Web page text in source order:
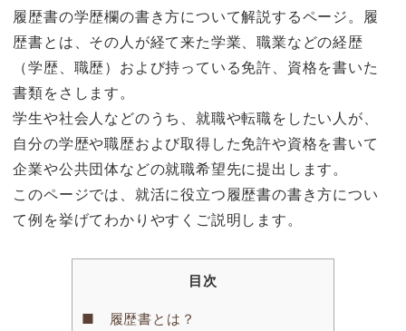
履歴書の学歴欄の書き方について解説するページ。履
歴書とは、その人が経て来た学業、職業などの経歴
（学歴、職歴）および持っている免許、資格を書いた
書類をさします。
学生や社会人などのうち、就職や転職をしたい人が、
自分の学歴や職歴および取得した免許や資格を書いて
企業や公共団体などの就職希望先に提出します。
このページでは、就活に役立つ履歴書の書き方につい
て例を挙げてわかりやすくご説明します。
目次
■ 履歴書とは？